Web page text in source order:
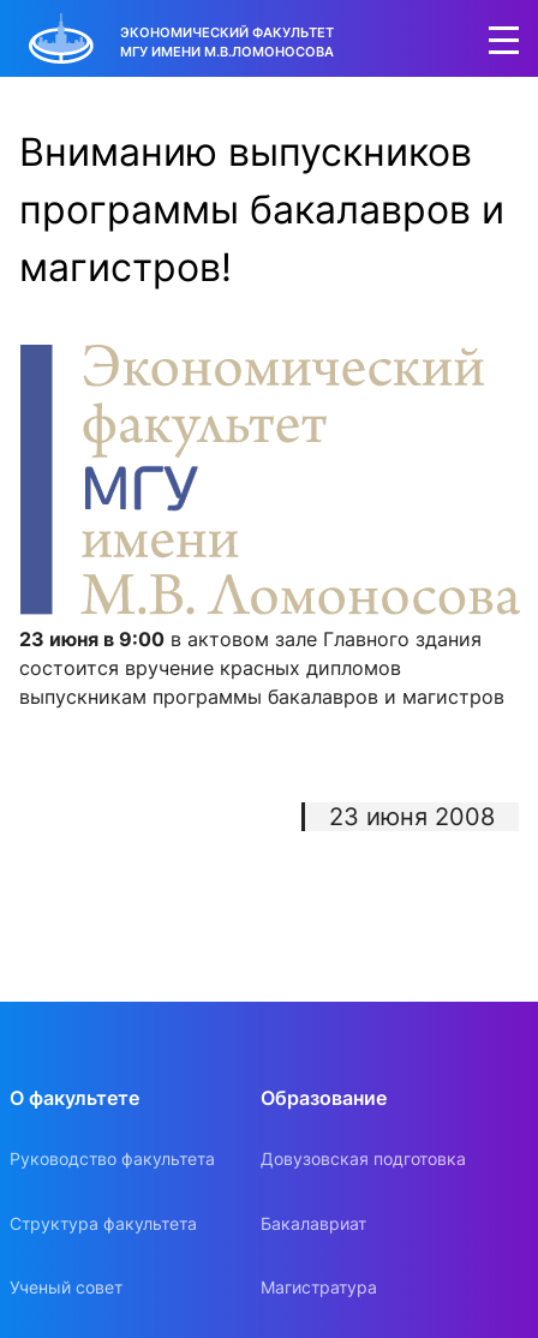
ЭКОНОМИЧЕСКИЙ ФАКУЛЬТЕТ
МГУ ИМЕНИ М.В.ЛОМОНОСОВА
Вниманию выпускников
программы бакалавров и
магистров!
23 июня в 9:00 в актовом зале Главного здания
состоится вручение красных дипломов
выпускникам программы бакалавров и магистров
23 июня 2008
О факультете
Руководство факультета
Структура факультета
Ученый совет
Образование
Довузовская подготовка
Бакалавриат
Магистратура